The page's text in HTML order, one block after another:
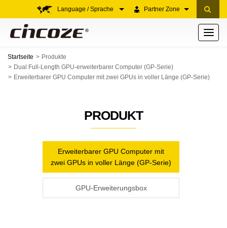
Partner Zone
Language / Sprache
Toggle
Startseite
Produkte
Dual Full-Length GPU-erweiterbarer Computer (GP-Serie)
Erweiterbarer GPU Computer mit zwei GPUs in voller Länge (GP-Serie)
PRODUKT
Erweiterbarer GPU Computer mit
zwei GPUs in voller Länge (GP-Serie)
GPU-Erweiterungsbox